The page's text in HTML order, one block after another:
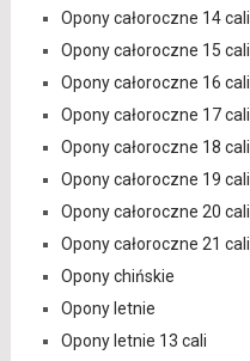
Opony całoroczne 14 cali
Opony całoroczne 15 cali
Opony całoroczne 16 cali
Opony całoroczne 17 cali
Opony całoroczne 18 cali
Opony całoroczne 19 cali
Opony całoroczne 20 cali
Opony całoroczne 21 cali
Opony chińskie
Opony letnie
Opony letnie 13 cali